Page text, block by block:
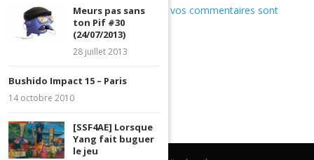
plus sur comment les données de vos commentaires sont
utilisées.
Meurs pas sans
ton Pif #30
(24/07/2013)
28 juillet 2013
Bushido Impact 15 – Paris
14 octobre 2010
[SSF4AE] Lorsque
Yang fait buguer
le jeu